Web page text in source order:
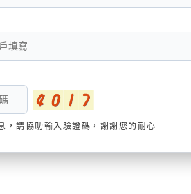
，請協助輸入驗證碼，謝謝您的耐心